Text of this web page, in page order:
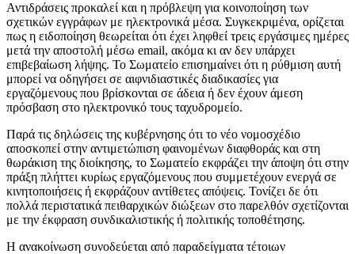
Αντιδράσεις προκαλεί και η πρόβλεψη για κοινοποίηση των
σχετικών εγγράφων με ηλεκτρονικά μέσα. Συγκεκριμένα, ορίζεται
πως η ειδοποίηση θεωρείται ότι έχει ληφθεί τρεις εργάσιμες ημέρες
μετά την αποστολή μέσω email, ακόμα κι αν δεν υπάρχει
επιβεβαίωση λήψης. Το Σωματείο επισημαίνει ότι η ρύθμιση αυτή
μπορεί να οδηγήσει σε αιφνιδιαστικές διαδικασίες για
εργαζόμενους που βρίσκονται σε άδεια ή δεν έχουν άμεση
πρόσβαση στο ηλεκτρονικό τους ταχυδρομείο.
Παρά τις δηλώσεις της κυβέρνησης ότι το νέο νομοσχέδιο
αποσκοπεί στην αντιμετώπιση φαινομένων διαφθοράς και στη
θωράκιση της διοίκησης, το Σωματείο εκφράζει την άποψη ότι στην
πράξη πλήττει κυρίως εργαζόμενους που συμμετέχουν ενεργά σε
κινητοποιήσεις ή εκφράζουν αντίθετες απόψεις. Τονίζει δε ότι
πολλά περιστατικά πειθαρχικών διώξεων στο παρελθόν σχετίζονται
με την έκφραση συνδικαλιστικής ή πολιτικής τοποθέτησης.
Η ανακοίνωση συνοδεύεται από παραδείγματα τέτοιων